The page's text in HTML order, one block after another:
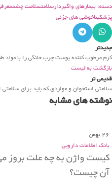
دسته: بیمارهای واگیردارسلامتسلامت چشم
پزشکیناخوشی های جزئی
جدیدتر
کرم مرطوب کننده پوست چرب خانگی را با
بازگشت به لیست
قدیمی تر
سلامتی استخوان و مواردی که باید برای
نوشته های مشابه
26بهمن
بانک اطلاعات دارویی
کیست واژن به چه علت بروز
آن چیست؟